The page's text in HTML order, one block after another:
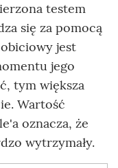
testem
się za pomocą
jest
jego
tym większa
Wartość
oznacza, że
wytrzymały.